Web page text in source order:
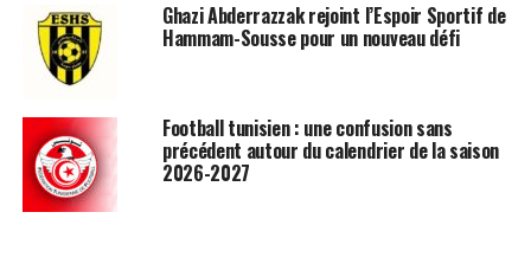
Ghazi Abderrazzak rejoint l’Espoir Sportif de
Hammam-Sousse pour un nouveau défi
Football tunisien : une confusion sans
précédent autour du calendrier de la saison
2026-2027